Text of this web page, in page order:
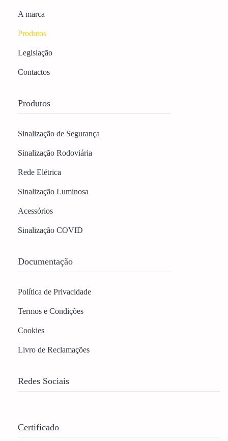
A marca
Produtos
Legislação
Contactos
Produtos
Sinalização de Segurança
Sinalização Rodoviária
Rede Elétrica
Sinalização Luminosa
Acessórios
Sinalização COVID
Documentação
Política de Privacidade
Termos e Condições
Cookies
Livro de Reclamações
Redes Sociais
Certificado